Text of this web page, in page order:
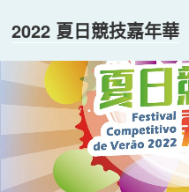
2022 夏日競技嘉年華